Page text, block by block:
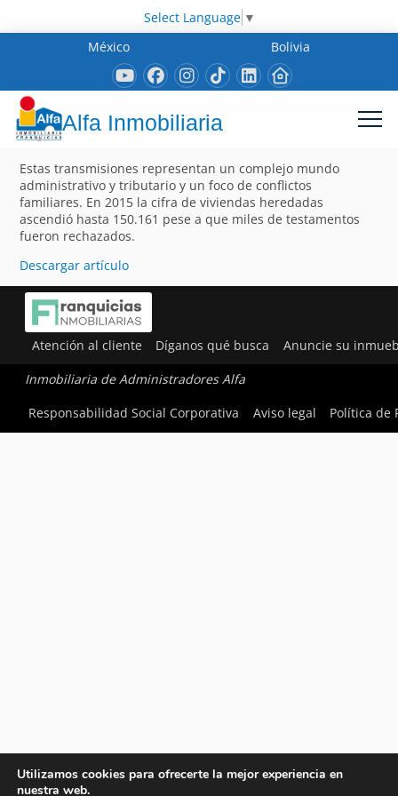
Select Language ▼
México
Bolivia
Alfa Inmobiliaria
Estas transmisiones representan un complejo mundo
administrativo y tributario y un foco de conflictos
familiares. En 2015 la cifra de viviendas heredadas
ascendió hasta 150.161 pese a que miles de testamentos
fueron rechazados.
Descargar artículo
Atención al cliente Díganos qué busca Anuncie su
Inmobiliaria de Administradores Alfa
Responsabilidad Social Corporativa
Aviso legal Política de
Utilizamos cookies para ofrecerte la mejor experiencia en
nuestra web.